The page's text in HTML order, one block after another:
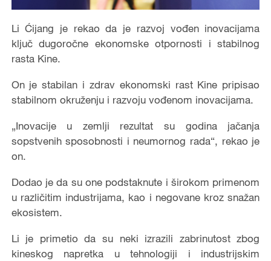
Li Ćijang je rekao da je razvoj vođen inovacijama
ključ dugoročne ekonomske otpornosti i stabilnog
rasta Kine.
On je stabilan i zdrav ekonomski rast Kine pripisao
stabilnom okruženju i razvoju vođenom inovacijama.
„Inovacije u zemlji rezultat su godina jačanja
sopstvenih sposobnosti i neumornog rada“, rekao je
on.
Dodao je da su one podstaknute i širokom primenom
u različitim industrijama, kao i negovane kroz snažan
ekosistem.
Li je primetio da su neki izrazili zabrinutost zbog
kineskog napretka u tehnologiji i industrijskim